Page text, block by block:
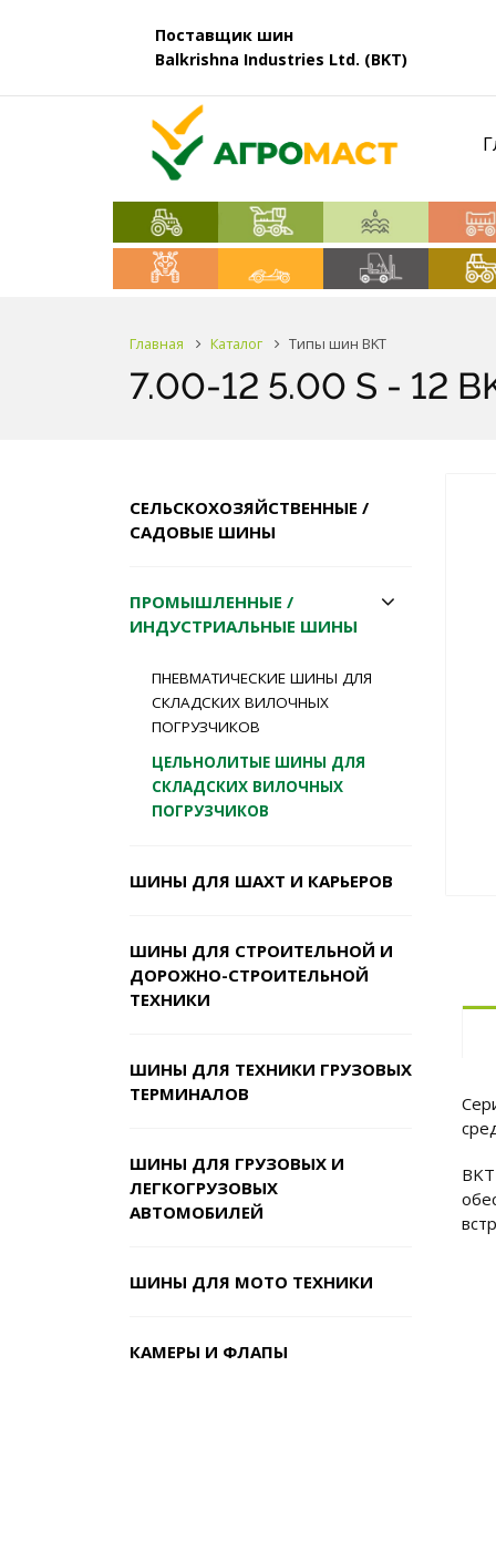
Поставщик шин
Balkrishna Industries Ltd. (BKT)
Главная Каталог Типы шин BKT
7.00-12 5.00 S - 12
СЕЛЬСКОХОЗЯЙСТВЕННЫЕ /
САДОВЫЕ ШИНЫ
ПРОМЫШЛЕННЫЕ /
ИНДУСТРИАЛЬНЫЕ ШИНЫ
ПНЕВМАТИЧЕСКИЕ ШИНЫ ДЛЯ
СКЛАДСКИХ ВИЛОЧНЫХ
ПОГРУЗЧИКОВ
ЦЕЛЬНОЛИТЫЕ ШИНЫ ДЛЯ
СКЛАДСКИХ ВИЛОЧНЫХ
ПОГРУЗЧИКОВ
ШИНЫ ДЛЯ ШАХТ И КАРЬЕРОВ
ШИНЫ ДЛЯ СТРОИТЕЛЬНОЙ И
ДОРОЖНО-СТРОИТЕЛЬНОЙ
ТЕХНИКИ
ШИНЫ ДЛЯ ТЕХНИКИ ГРУЗОВЫХ
ТЕРМИНАЛОВ
ШИНЫ ДЛЯ ГРУЗОВЫХ И
ЛЕГКОГРУЗОВЫХ
АВТОМОБИЛЕЙ
ШИНЫ ДЛЯ МОТО ТЕХНИКИ
КАМЕРЫ И ФЛАПЫ